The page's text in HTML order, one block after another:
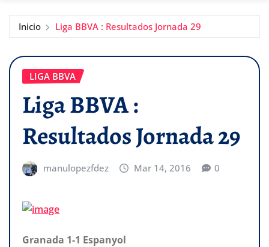
Inicio Liga BBVA : Resultados Jornada 29
LIGA BBVA
Liga BBVA :
Resultados Jornada 29
manulopezfdez Mar 14, 2016 0
Granada 1-1 Espanyol